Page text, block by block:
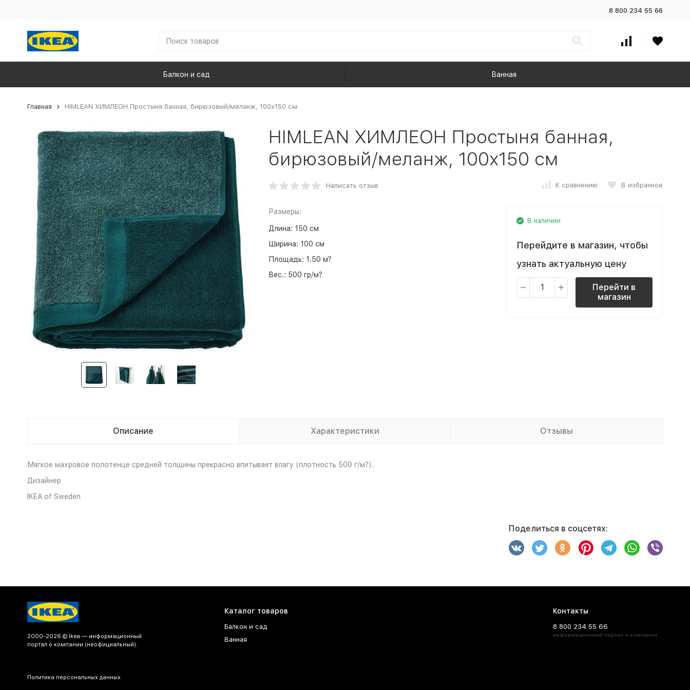
8 800 234 55 66
Балкон и сад Ванная
Главная HIMLEAN ХИМЛЕОН Простыня банная, бирюзовый/меланж, 100x150 см
HIMLEAN ХИМЛЕОН Простыня банная,
бирюзовый/меланж, 100x150 см
Написать отзыв К сравнению В избранное
Размеры:
Длина: 150 см
Ширина: 100 см
Площадь: 1.50 м?
Вес.: 500 гр/м?
В наличии
Перейдите в магазин, чтобы
узнать актуальную цену
Перейти в
магазин
Описание Характеристики Отзывы
Мягкое махровое полотенце средней толщины прекрасно впитывает влагу (плотность 500 г/м?).
Дизайнер
IKEA of Sweden
Поделиться в соцсетях:
2000-2026 © Ikea — информационный
портал о компании (неофициальный).
Политика персональных данных
Каталог товаров
Балкон и сад
Ванная
Контакты
8 800 234 55 66
информационный портал о компании